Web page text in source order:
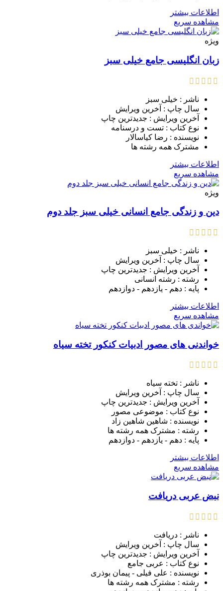
اطلاعات بیشتر
مشاهده سریع
ویژه
زبان انگلیسی جامع خیلی سبز
ناشر : خیلی سبز
سال چاپ : آخرین ویرایش
آخرین ویرایش : جدیدترین چاپ
نوع کتاب : تست و درسنامه
نویسنده : رضا کیاسالار
مشترک همه رشته ها
اطلاعات بیشتر
مشاهده سریع
ویژه
دین و زندگی جامع انسانی خیلی سبز جلد دوم
ناشر : خیلی سبز
سال چاپ : آخرین ویرایش
آخرین ویرایش : جدیدترین چاپ
رشته : رشته انسانی
پایه : دهم - یازدهم - دوازدهم
اطلاعات بیشتر
مشاهده سریع
خواندنی های مصور ادبیات کنکور تخته سیاه
ناشر : تخته سیاه
سال چاپ : آخرین ویرایش
آخرین ویرایش : جدیدترین چاپ
نوع کتاب : موضوعی مصور
نویسنده : شاهین شاهین زاد
رشته : مشترک همه رشته ها
پایه : دهم - یازدهم - دوازدهم
اطلاعات بیشتر
مشاهده سریع
نبض عربی دریافت
ناشر : دریافت
سال چاپ : آخرین ویرایش
آخرین ویرایش : جدیدترین چاپ
نوع کتاب : عربی جامع
نویسنده : علی فیلی - پیمان بوذری
رشته : مشترک همه رشته ها